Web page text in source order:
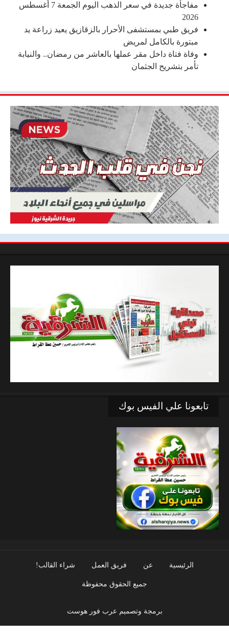
مفاجأة جديدة في سعر الذهب اليوم الجمعة 7 أغسطس
2026
فريق طبي بمستشفى الأحرار بالزقازيق يعيد زراعة يد
مبتورة بالكامل لمريض
وفاة فتاة داخل مقر عملها بالعاشر من رمضان.. والنيابة
تأمر بتشريح الجثمان
تابعونا علي الفيس بوك
الرئيسية عن فريق العمل شراء القالب!
جميع الحقوق محفوظة
برمجة وتصميم عرب فور هوست